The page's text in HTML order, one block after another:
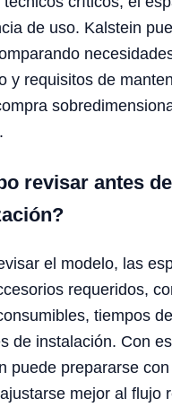
de uso. Kalstein
y requisitos de
revisar antes
el modelo, las
requeridos,
tiempos
de instalación. Con
puede prepararse
mejor al flujo